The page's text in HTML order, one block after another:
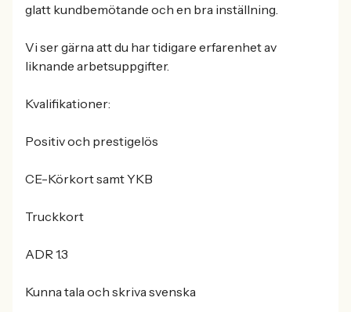
glatt kundbemötande och en bra inställning.
Vi ser gärna att du har tidigare erfarenhet av
liknande arbetsuppgifter.
Kvalifikationer:
Positiv och prestigelös
CE-Körkort samt YKB
Truckkort
ADR 1.3
Kunna tala och skriva svenska